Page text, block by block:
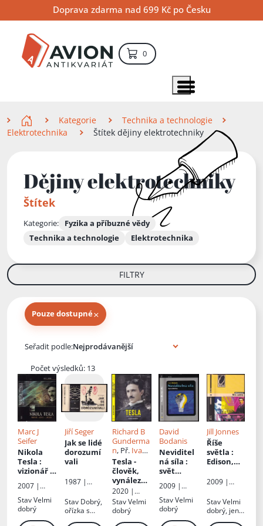
na
obsah
na
navigaci
na
vyhledávání
Doprava zdarma nad 699 Kč po Česku
0položek – košík
Zobrazit položky menu
Kategorie
Technika a technologie
Elektrotechnika
Štítek dějiny elektrotechniky
Dějiny elektrotechniky
Štítek
Kategorie:
Fyzika a příbuzné vědy
Technika a technologie
Elektrotechnika
FILTRY
Pouze dostupné×
Seřadit podle:
Počet výsledků: 13
Marc J
Seifer
Nikola
Tesla :
vizionář -
čaroděj
2007 |
StavVelmi
dobrý
Jiří Seger
Jak se lidé
dorozumí
vali
1987 |
Stav Dobrý,
ořízka s
Richard B
Gunderma
n, Př. Ivana
Rybecká
Tesla -
člověk,
vynálezce
a věk
elektřiny
2020 |
Euromedia
Group
StavVelmi
dobrý
David
Bodanis
Neviditel
ná síla:
svět
2009 |
StavVelmi
dobrý
Jill Jonnes
Říše
světla :
Edison,
Westingh
ouse a
závod o
elektrifik
aci světa
2009 |
StavVelmi
dobrý, jen